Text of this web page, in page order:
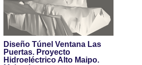
Diseño Túnel Ventana Las
Puertas. Proyecto
Hidroeléctrico Alto Maipo.